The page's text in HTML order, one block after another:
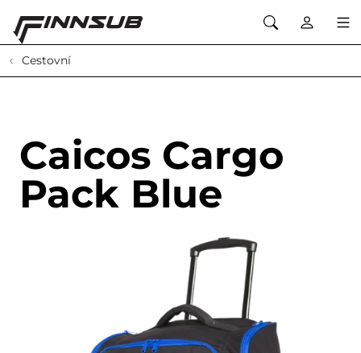
Cestovní
Caicos Cargo
Pack Blue